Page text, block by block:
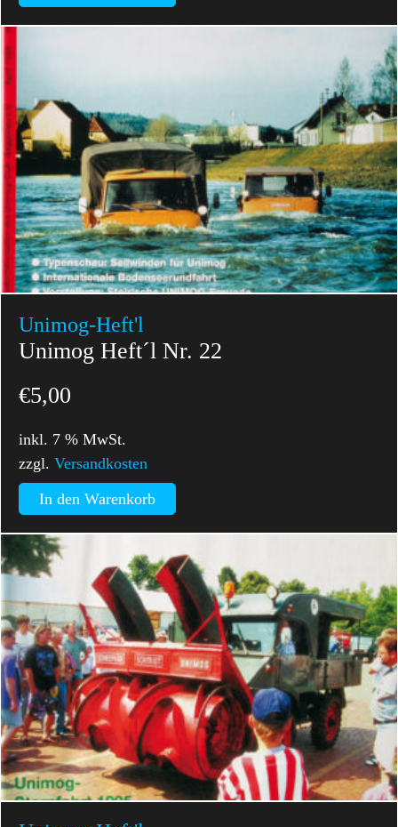
Unimog-Heft'l
Unimog Heft´l Nr. 22
€5,00
inkl. 7 % MwSt.
zzgl.Versandkosten
In den Warenkorb